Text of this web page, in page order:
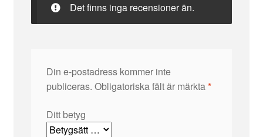
Det finns inga recensioner än.
Din e-postadress kommer inte
publiceras. Obligatoriska fält är märkta*
Ditt betyg